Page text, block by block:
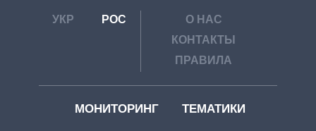
УКР РОС
О НАС
КОНТАКТЫ
ПРАВИЛА
МОНИТОРИНГ ТЕМАТИКИ